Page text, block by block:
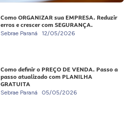
Como ORGANIZAR sua EMPRESA. Reduzir
erros e crescer com SEGURANÇA.
Sebrae Paraná 12/05/2026
Como definir o PREÇO DE VENDA. Passo a
passo atualizado com PLANILHA
GRATUITA
Sebrae Paraná 05/05/2026